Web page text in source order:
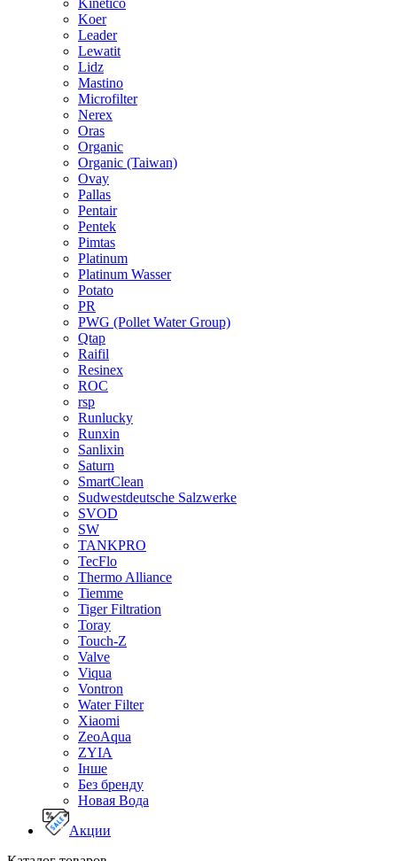
Kinetico
Koer
Leader
Lewatit
Lidz
Mastino
Microfilter
Nerex
Oras
Organic
Organic (Taiwan)
Ovay
Pallas
Pentair
Pentek
Pimtas
Platinum
Platinum Wasser
Potato
PR
PWG (Pollet Water Group)
Qtap
Raifil
Resinex
ROC
rsp
Runlucky
Runxin
Sanlixin
Saturn
SmartClean
Sudwestdeutsche Salzwerke
SVOD
SW
TANKPRO
TecFlo
Thermo Alliance
Tiemme
Tiger Filtration
Toray
Touch-Z
Valve
Viqua
Vontron
Water Filter
Xiaomi
ZeoAqua
ZYIA
Інше
Без бренду
Новая Вода
Акции